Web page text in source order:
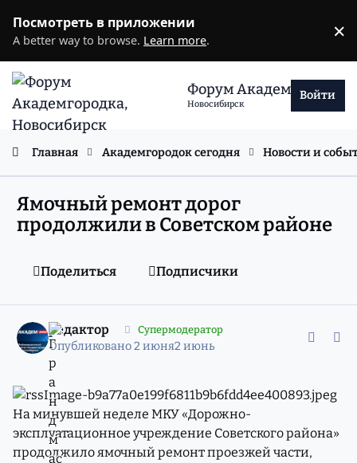
Посмотреть в приложении
A better way to browse. Learn more. ×
Форум Академгородка
Новосибирск
Войти
Главная Академгородок сегодня Новости и
Ямочный ремонт дорог
продолжили в Советском районе
Поделиться Подписчики
редактор Супермодератор
Опубликовано2 июня2 июнь
На минувшей неделе МКУ «Дорожно-
эксплуатационное учреждение Советского района»
продолжило ямочный ремонт проезжей части,